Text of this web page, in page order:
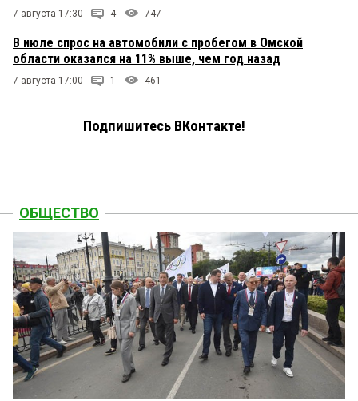
7 августа 17:30 4 747
В июле спрос на автомобили с пробегом в Омской
области оказался на 11% выше, чем год назад
7 августа 17:00 1 461
Подпишитесь ВКонтакте!
ОБЩЕСТВО